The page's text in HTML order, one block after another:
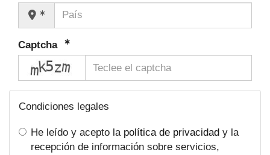
Captcha
captcha
Condiciones legales
He leído y acepto la política de privacidad y la
recepción de información sobre servicios,